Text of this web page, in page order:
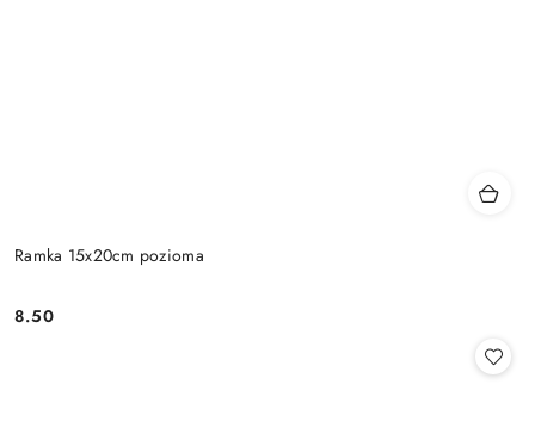
Ramka 15x20cm pozioma
Cena:
8.50